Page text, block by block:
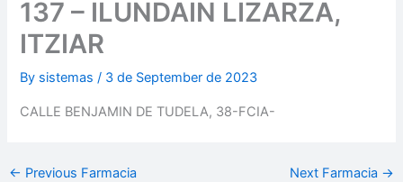
137 – ILUNDAIN LIZARZA,
ITZIAR
By sistemas/ 3 de September de 2023
CALLE BENJAMIN DE TUDELA, 38-FCIA-
← Previous Farmacia Next Farmacia →